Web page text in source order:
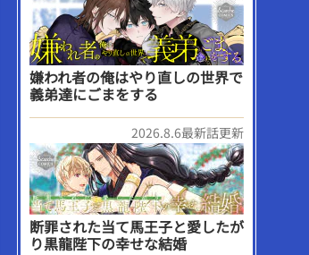
嫌われ者の俺はやり直しの世界で
義弟達にごまをする
2026.8.6最新話更新
断罪された当て馬王子と愛したが
り黒龍陛下の幸せな結婚